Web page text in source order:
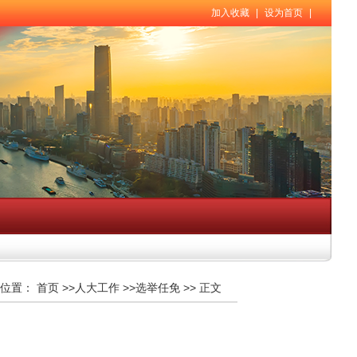
加入收藏 | 设为首页 |
置： 首页>>人大工作>>选举任免>> 正文